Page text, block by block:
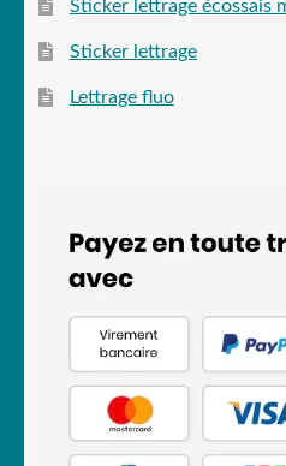
Sticker lettrage écossais
Sticker lettrage
Lettrage fluo